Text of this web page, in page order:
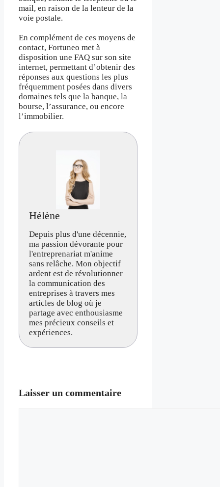
mail, en raison de la lenteur de la
voie postale.
En complément de ces moyens de
contact, Fortuneo met à
disposition une FAQ sur son site
internet, permettant d’obtenir des
réponses aux questions les plus
fréquemment posées dans divers
domaines tels que la banque, la
bourse, l’assurance, ou encore
l’immobilier.
Hélène
Depuis plus d'une décennie,
ma passion dévorante pour
l'entreprenariat m'anime
sans relâche. Mon objectif
ardent est de révolutionner
la communication des
entreprises à travers mes
articles de blog où je
partage avec enthousiasme
mes précieux conseils et
expériences.
Laisser un commentaire